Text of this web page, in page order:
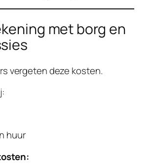
met borg en
vergeten deze kosten.
huur